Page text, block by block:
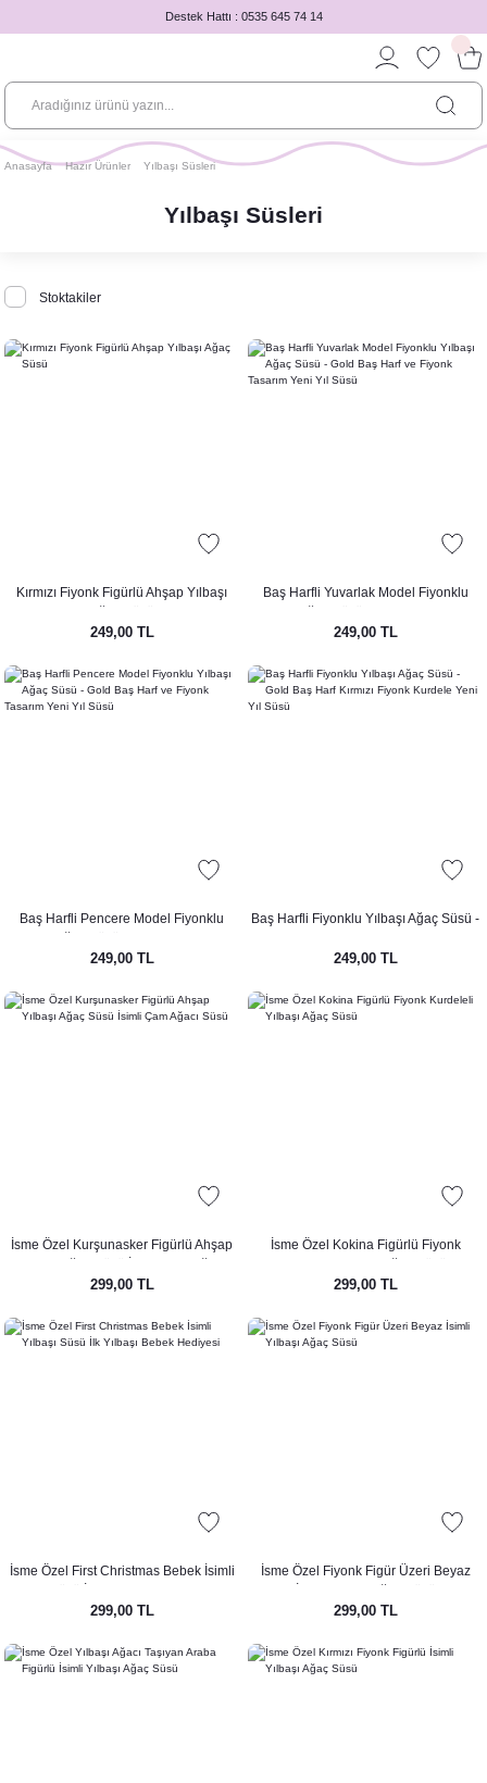
Destek Hattı : 0535 645 74 14
Anasayfa Hazır Ürünler Yılbaşı Süsleri
Yılbaşı Süsleri
Stoktakiler
Kırmızı Fiyonk Figürlü Ahşap Yılbaşı
249,00 TL
Baş Harfli Yuvarlak Model Fiyonklu
Fiyonk Tasarım Yeni Yıl Süsü
249,00 TL
Baş Harfli Pencere Model Fiyonklu
Fiyonk Tasarım Yeni Yıl Süsü
249,00 TL
Baş Harfli Fiyonklu Yılbaşı Ağaç Süsü -
Yeni Yıl Süsü
249,00 TL
İsme Özel Kurşunasker Figürlü Ahşap
Süsü
299,00 TL
İsme Özel Kokina Figürlü Fiyonk
299,00 TL
İsme Özel First Christmas Bebek İsimli
299,00 TL
İsme Özel Fiyonk Figür Üzeri Beyaz
299,00 TL